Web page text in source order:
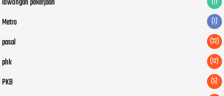
Metro (1)
pasal (22)
phk (12)
PKB (5)